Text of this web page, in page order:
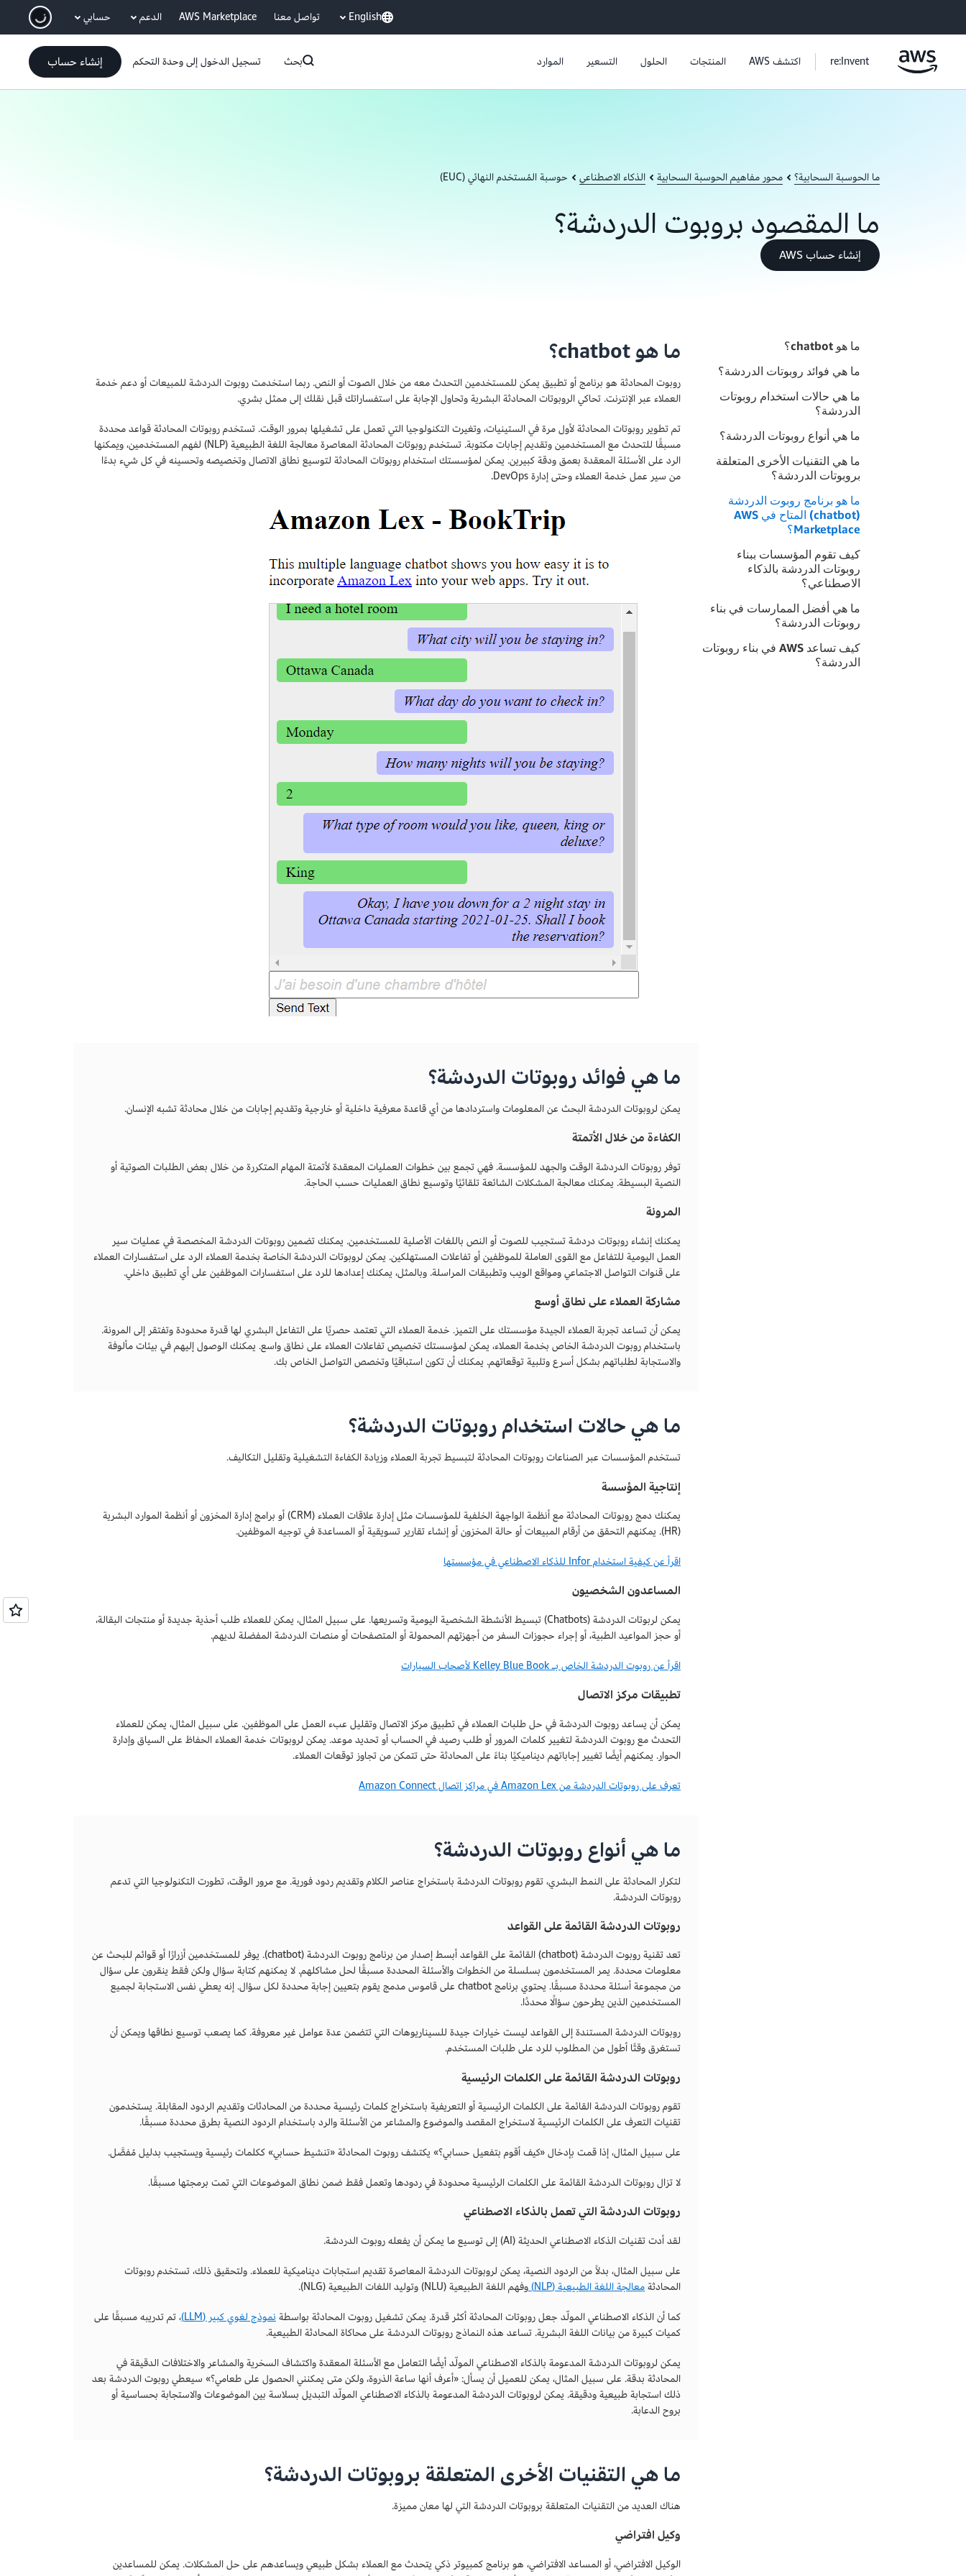
انتقل إلى المحتوى الرئيسي English تواصل معنا AWS Marketplace الدعم حسابي
re:Invent اكتشف AWS المنتجات الحلول التسعير الموارد بحث تسجيل الدخول إلى وحدة التحكم إنشاء حساب
ما الحوسبة السحابية؟ محور مفاهيم الحوسبة السحابية الذكاء الاصطناعي حوسبة المُستخدم النهائي (EUC)
ما المقصود بروبوت الدردشة؟
إنشاء حساب AWS
ما هو chatbot؟
ما هي فوائد روبوتات الدردشة؟
ما هي حالات استخدام روبوتات
الدردشة؟
ما هي أنواع روبوتات الدردشة؟
ما هي التقنيات الأخرى المتعلقة
بروبوتات الدردشة؟
ما هو برنامج روبوت الدردشة
(chatbot) المتاح في AWS
Marketplace؟
كيف تقوم المؤسسات ببناء
روبوتات الدردشة بالذكاء
الاصطناعي؟
ما هي أفضل الممارسات في بناء
روبوتات الدردشة؟
كيف تساعد AWS في بناء روبوتات
الدردشة؟
ما هو chatbot؟
روبوت المحادثة هو برنامج أو تطبيق يمكن للمستخدمين التحدث معه من خلال الصوت أو النص. ربما استخدمت روبوت الدردشة للمبيعات أو دعم خدمة
العملاء عبر الإنترنت. تحاكي الروبوتات المحادثة البشرية وتحاول الإجابة على استفساراتك قبل نقلك إلى ممثل بشري.
تم تطوير روبوتات المحادثة لأول مرة في الستينيات، وتغيرت التكنولوجيا التي تعمل على تشغيلها بمرور الوقت. تستخدم روبوتات المحادثة قواعد محددة
مسبقًا للتحدث مع المستخدمين وتقديم إجابات مكتوبة. تستخدم روبوتات المحادثة المعاصرة معالجة اللغة الطبيعية (NLP) لفهم المستخدمين، ويمكنها
الرد على الأسئلة المعقدة بعمق ودقة كبيرين. يمكن لمؤسستك استخدام روبوتات المحادثة لتوسيع نطاق الاتصال وتخصيصه وتحسينه في كل شيء بدءًا
من سير عمل خدمة العملاء وحتى إدارة DevOps.
ما هي فوائد روبوتات الدردشة؟
يمكن لروبوتات الدردشة البحث عن المعلومات واستردادها من أي قاعدة معرفية داخلية أو خارجية وتقديم إجابات من خلال محادثة تشبه الإنسان.
الكفاءة من خلال الأتمتة
توفر روبوتات الدردشة الوقت والجهد للمؤسسة. فهي تجمع بين خطوات العمليات المعقدة لأتمتة المهام المتكررة من خلال بعض الطلبات الصوتية أو
النصية البسيطة. يمكنك معالجة المشكلات الشائعة تلقائيًا وتوسيع نطاق العمليات حسب الحاجة.
المرونة
يمكنك إنشاء روبوتات دردشة تستجيب للصوت أو النص باللغات الأصلية للمستخدمين. يمكنك تضمين روبوتات الدردشة المخصصة في عمليات سير
العمل اليومية للتفاعل مع القوى العاملة للموظفين أو تفاعلات المستهلكين. يمكن لروبوتات الدردشة الخاصة بخدمة العملاء الرد على استفسارات العملاء
على قنوات التواصل الاجتماعي ومواقع الويب وتطبيقات المراسلة. وبالمثل، يمكنك إعدادها للرد على استفسارات الموظفين على أي تطبيق داخلي.
مشاركة العملاء على نطاق أوسع
يمكن أن تساعد تجربة العملاء الجيدة مؤسستك على التميز. خدمة العملاء التي تعتمد حصريًا على التفاعل البشري لها قدرة محدودة وتفتقر إلى المرونة.
باستخدام روبوت الدردشة الخاص بخدمة العملاء، يمكن لمؤسستك تخصيص تفاعلات العملاء على نطاق واسع. يمكنك الوصول إليهم في بيئات مألوفة
والاستجابة لطلباتهم بشكل أسرع وتلبية توقعاتهم. يمكنك أن تكون استباقيًا وتخصص التواصل الخاص بك.
ما هي حالات استخدام روبوتات الدردشة؟
تستخدم المؤسسات عبر الصناعات روبوتات المحادثة لتبسيط تجربة العملاء وزيادة الكفاءة التشغيلية وتقليل التكاليف.
إنتاجية المؤسسة
يمكنك دمج روبوتات المحادثة مع أنظمة الواجهة الخلفية للمؤسسات مثل إدارة علاقات العملاء (CRM) أو برامج إدارة المخزون أو أنظمة الموارد البشرية
(HR). يمكنهم التحقق من أرقام المبيعات أو حالة المخزون أو إنشاء تقارير تسويقية أو المساعدة في توجيه الموظفين.
اقرأ عن كيفية استخدام Infor للذكاء الاصطناعي في مؤسستها
المساعدون الشخصيون
يمكن لربوتات الدردشة (Chatbots) تبسيط الأنشطة الشخصية اليومية وتسريعها. على سبيل المثال، يمكن للعملاء طلب أحذية جديدة أو منتجات البقالة،
أو حجز المواعيد الطبية، أو إجراء حجوزات السفر من أجهزتهم المحمولة أو المتصفحات أو منصات الدردشة المفضلة لديهم.
اقرأ عن روبوت الدردشة الخاص بـ Kelley Blue Book لأصحاب السيارات
تطبيقات مركز الاتصال
يمكن أن يساعد روبوت الدردشة في حل طلبات العملاء في تطبيق مركز الاتصال وتقليل عبء العمل على الموظفين. على سبيل المثال، يمكن للعملاء
التحدث مع روبوت الدردشة لتغيير كلمات المرور أو طلب رصيد في الحساب أو تحديد موعد. يمكن لروبوتات خدمة العملاء الحفاظ على السياق وإدارة
الحوار. يمكنهم أيضًا تغيير إجاباتهم ديناميكيًا بناءً على المحادثة حتى تتمكن من تجاوز توقعات العملاء.
تعرف على روبوتات الدردشة من Amazon Lex في مراكز اتصال Amazon Connect
ما هي أنواع روبوتات الدردشة؟
لتكرار المحادثة على النمط البشري، تقوم روبوتات الدردشة باستخراج عناصر الكلام وتقديم ردود فورية. مع مرور الوقت، تطورت التكنولوجيا التي تدعم
روبوتات الدردشة.
روبوتات الدردشة القائمة على القواعد
تعد تقنية روبوت الدردشة (chatbot) القائمة على القواعد أبسط إصدار من برنامج روبوت الدردشة (chatbot). يوفر للمستخدمين أزرارًا أو قوائم للبحث عن
معلومات محددة. يمر المستخدمون بسلسلة من الخطوات والأسئلة المحددة مسبقًا لحل مشاكلهم. لا يمكنهم كتابة سؤال ولكن فقط ينقرون على سؤال
من مجموعة أسئلة محددة مسبقًا. يحتوي برنامج chatbot على قاموس مدمج يقوم بتعيين إجابة محددة لكل سؤال. إنه يعطي نفس الاستجابة لجميع
المستخدمين الذين يطرحون سؤالًا محددًا.
روبوتات الدردشة المستندة إلى القواعد ليست خيارات جيدة للسيناريوهات التي تتضمن عدة عوامل غير معروفة. كما يصعب توسيع نطاقها ويمكن أن
تستغرق وقتًا أطول من المطلوب للرد على طلبات المستخدم.
روبوتات الدردشة القائمة على الكلمات الرئيسية
تقوم روبوتات الدردشة القائمة على الكلمات الرئيسية أو التعريفية باستخراج كلمات رئيسية محددة من المحادثات وتقديم الردود المقابلة. يستخدمون
تقنيات التعرف على الكلمات الرئيسية لاستخراج المقصد والموضوع والمشاعر من الأسئلة والرد باستخدام الردود النصية بطرق محددة مسبقًا.
على سبيل المثال، إذا قمت بإدخال «كيف أقوم بتفعيل حسابي؟» يكتشف روبوت المحادثة «تنشيط حسابي» ككلمات رئيسية ويستجيب بدليل مُفصَّل.
لا تزال روبوتات الدردشة القائمة على الكلمات الرئيسية محدودة في ردودها وتعمل فقط ضمن نطاق الموضوعات التي تمت برمجتها مسبقًا.
روبوتات الدردشة التي تعمل بالذكاء الاصطناعي
لقد أدت تقنيات الذكاء الاصطناعي الحديثة (AI) إلى توسيع ما يمكن أن يفعله روبوت الدردشة.
على سبيل المثال، بدلاً من الردود النصية، يمكن لروبوتات الدردشة المعاصرة تقديم استجابات ديناميكية للعملاء. ولتحقيق ذلك، تستخدم روبوتات
المحادثةمعالجة اللغة الطبيعية (NLP)
وفهم اللغة الطبيعية (NLU) وتوليد اللغات الطبيعية (NLG).
كما أن الذكاء الاصطناعي المولّد جعل روبوتات المحادثة أكثر قدرة. يمكن تشغيل روبوت المحادثة بواسطة نموذج لغوي كبير (LLM)
، تم تدريبه مسبقًا على
كميات كبيرة من بيانات اللغة البشرية. تساعد هذه النماذج روبوتات الدردشة على محاكاة المحادثة الطبيعية.
يمكن لروبوتات الدردشة المدعومة بالذكاء الاصطناعي المولّد أيضًا التعامل مع الأسئلة المعقدة واكتشاف السخرية والمشاعر والاختلافات الدقيقة في
المحادثة بدقة. على سبيل المثال، يمكن للعميل أن يسأل: «أعرف أنها ساعة الذروة، ولكن متى يمكنني الحصول على طعامي؟» سيعطي روبوت الدردشة بعد
ذلك استجابة طبيعية ودقيقة. يمكن لروبوتات الدردشة المدعومة بالذكاء الاصطناعي المولّد التبديل بسلاسة بين الموضوعات والاستجابة بحساسية أو
بروح الدعابة.
ما هي التقنيات الأخرى المتعلقة بروبوتات الدردشة؟
هناك العديد من التقنيات المتعلقة بروبوتات الدردشة التي لها معان مميزة.
وكيل افتراضي
الوكيل الافتراضي، أو المساعد الافتراضي، هو برنامج كمبيوتر ذكي يتحدث مع العملاء بشكل طبيعي ويساعدهم على حل المشكلات. يمكن للمساعدين